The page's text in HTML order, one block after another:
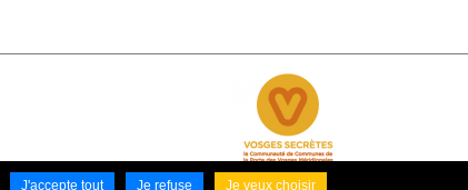
J'accepte tout Je refuse Je veux choisir